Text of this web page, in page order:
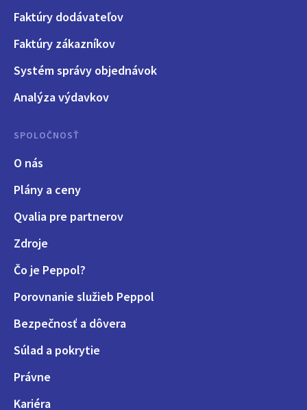
Faktúry dodávateľov
Faktúry zákazníkov
Systém správy objednávok
Analýza výdavkov
SPOLOČNOSŤ
O nás
Plány a ceny
Qvalia pre partnerov
Zdroje
Čo je Peppol?
Porovnanie služieb Peppol
Bezpečnosť a dôvera
Súlad a pokrytie
Právne
Kariéra